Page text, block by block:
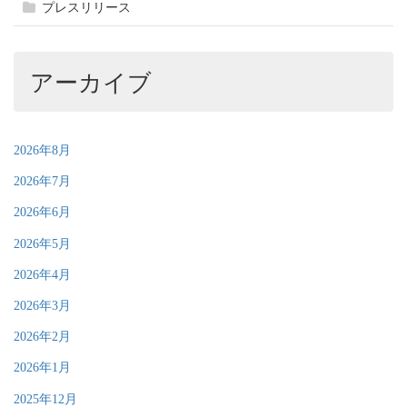
プレスリリース
アーカイブ
2026年8月
2026年7月
2026年6月
2026年5月
2026年4月
2026年3月
2026年2月
2026年1月
2025年12月